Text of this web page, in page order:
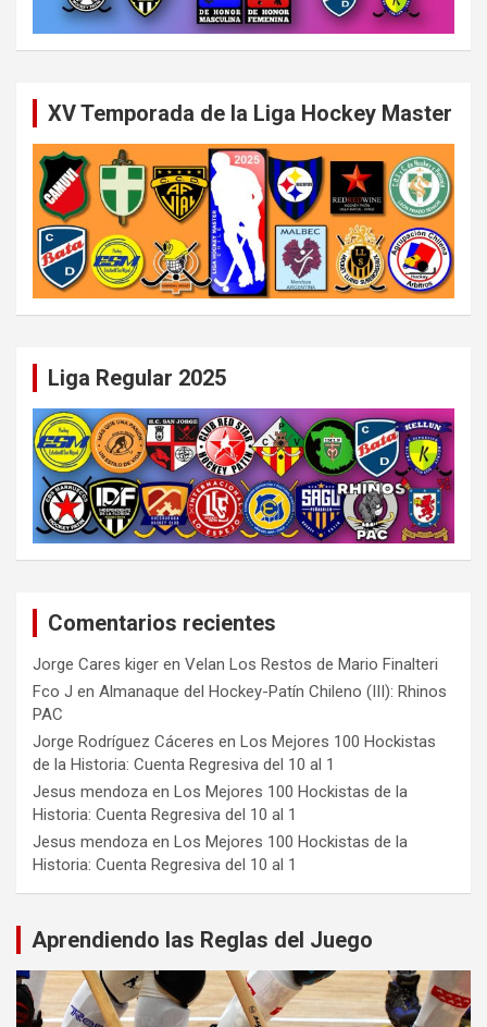
XV Temporada de la Liga Hockey Master
Liga Regular 2025
Comentarios recientes
Jorge Cares kiger en Velan Los Restos de Mario Finalteri
Fco J en Almanaque del Hockey-Patín Chileno (III): Rhinos
PAC
Jorge Rodríguez Cáceres en Los Mejores 100 Hockistas
de la Historia: Cuenta Regresiva del 10 al 1
Jesus mendoza en Los Mejores 100 Hockistas de la
Historia: Cuenta Regresiva del 10 al 1
Jesus mendoza en Los Mejores 100 Hockistas de la
Historia: Cuenta Regresiva del 10 al 1
Aprendiendo las Reglas del Juego